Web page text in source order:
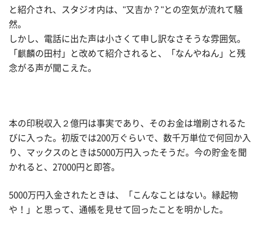
と紹介され、スタジオ内は、"又吉か？"との空気が流れて騒
然。
しかし、電話に出た声は小さくて申し訳なさそうな雰囲気。
「麒麟の田村」と改めて紹介されると、「なんやねん」と残
念がる声が聞こえた。
本の印税収入２億円は事実であり、そのお金は増刷されるた
びに入った。初版では200万ぐらいで、数千万単位で何回か入
り、マックスのときは5000万円入ったそうだ。今の貯金を聞
かれると、27000円と即答。
5000万円入金されたときは、「こんなことはない。縁起物
や！」と思って、通帳を見せて回ったことを明かした。